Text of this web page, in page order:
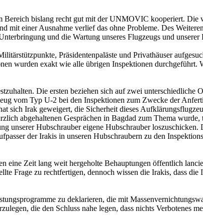
Bereich bislang recht gut mit der UNMOVIC kooperiert. Die
einer Ausnahme verlief das ohne Probleme. Des
und die Wartung unseres Flugzeugs und unserer
Präsidentenpaläste und Privathäuser
wurden exakt wie alle übrigen Inspektionen durchgeführt.
Die ersten beziehen sich auf zwei unterschiedliche
vom Typ U-2 bei den Inspektionen zum Zwecke der
sich Irak geweigert, die Sicherheit dieses
abgehaltenen Gesprächen in Bagdad zum Thema wurde,
unserer Hubschrauber eigene Hubschrauber loszuschicken.
der Irakis in unseren Hubschraubern zu den
Zeit lang weit hergeholte Behauptungen öffentlich
Frage zu rechtfertigen, dennoch wissen die Irakis, dass die
zu deklarieren, die mit
die den Schluss nahe legen, dass nichts Verbotenes